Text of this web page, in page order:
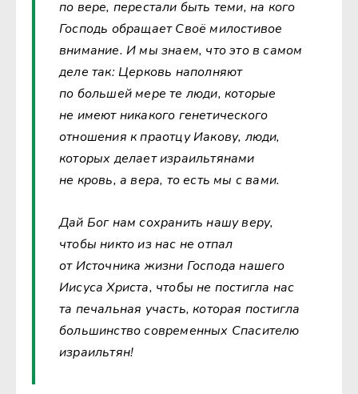
по вере, перестали быть теми, на кого
Господь обращает Своё милостивое
внимание. И мы знаем, что это в самом
деле так: Церковь наполняют
по большей мере те люди, которые
не имеют никакого генетического
отношения к праотцу Иакову, люди,
которых делает израильтянами
не кровь, а вера, то есть мы с вами.
Дай Бог нам сохранить нашу веру,
чтобы никто из нас не отпал
от Источника жизни Господа нашего
Иисуса Христа, чтобы не постигла нас
та печальная участь, которая постигла
большинство современных Спасителю
израильтян!